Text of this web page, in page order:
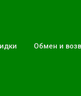
Обмен и